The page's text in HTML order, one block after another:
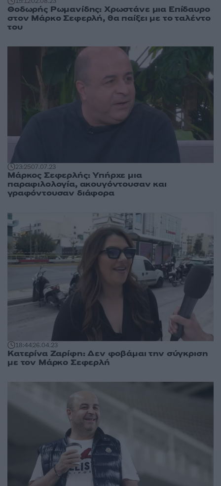
Θοδωρής Ρωμανίδης: Χρωστάνε μια Επίδαυρο
στον Μάρκο Σεφερλή, θα παίξει με το ταλέντο
του
23:2507.07.23
Μάρκος Σεφερλής: Υπήρχε μια
παραφιλολογία, ακουγόντουσαν και
γραφόντουσαν διάφορα
18:4426.04.23
Κατερίνα Ζαρίφη: Δεν φοβάμαι την σύγκριση
με τον Μάρκο Σεφερλή